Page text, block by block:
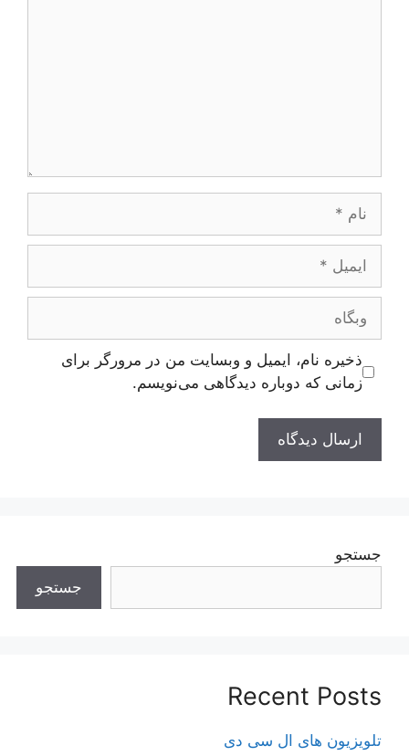
ایمیل
وبگاه
ذخیره نام، ایمیل و وبسایت من در مرورگر برای
زمانی که دوباره دیدگاهی می‌نویسم.
جستجو
جستجو
Recent Posts
تلویزیون های ال سی دی